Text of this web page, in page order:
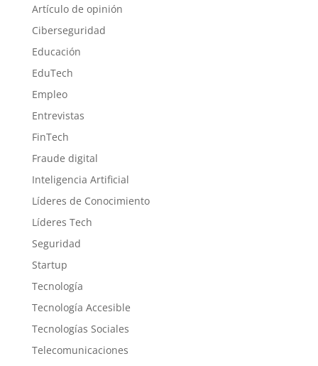
Artículo de opinión
Ciberseguridad
Educación
EduTech
Empleo
Entrevistas
FinTech
Fraude digital
Inteligencia Artificial
Líderes de Conocimiento
Líderes Tech
Seguridad
Startup
Tecnología
Tecnología Accesible
Tecnologías Sociales
Telecomunicaciones